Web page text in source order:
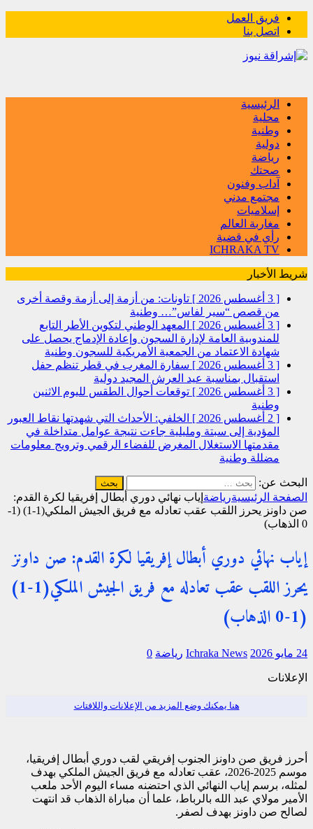
فريق العمل
اتصل بنا
الرئيسية
محلية
وطنية
دولية
رياضة
صحتك
آداب وفنون
مجتمع مدني
إسلاميات
مغاربة العالم
رأي في قضية
ICHRAKA TV
شريط الأخبار
[ 3 أغسطس 2026 ]
تاونات: من أزمة إلى أزمة وقصة أخرى
من قصص “سير لفاس”… وطنية
[ 3 أغسطس 2026 ]
المعهد الوطني لتكوين الأطر التابع
للمندوبية العامة لإدارة السجون وإعادة الإدماج يحصل على
شهادة الاعتماد من الجمعية الأمريكية للسجون وطنية
[ 3 أغسطس 2026 ]
سفارة المغرب في قطر تنظم حفل
استقبال بمناسبة عيد العرش المجيد دولية
[ 3 أغسطس 2026 ]
توقعات أحوال الطقس لليوم الاثنين
وطنية
[ 2 أغسطس 2026 ]
الخلفي: الأحداث التي شهدتها نقاط العبور
المؤدية إلى سبتة ومليلية جاءت نتيجة عوامل متداخلة في
مقدمتها الاستغلال المغرض للفضاء الرقمي وترويج معلومات
مضللة وطنية
البحث عن:
الصفحة الرئيسيةرياضة إياب نهائي دوري أبطال إفريقيا لكرة القدم:
صن داونز يحرز اللقب عقب تعادله مع فريق الجيش الملكي(1-1) (1-
0 الذهاب)
إياب نهائي دوري أبطال إفريقيا لكرة القدم: صن داونز
يحرز اللقب عقب تعادله مع فريق الجيش الملكي(1-1)
(1-0 الذهاب)
24 مايو 2026 Ichraka News رياضة 0
الإعلانات
هنا يمكنك وضع المزيد من الإعلانات واللافتات
أحرز فريق صن داونز الجنوب إفريقي لقب دوري أبطال إفريقيا،
موسم 2025-2026، عقب تعادله مع فريق الجيش الملكي بهدف
لمثله، برسم إياب النهائي الذي احتضنه مساء اليوم الأحد ملعب
الأمير مولاي عبد الله بالرباط، علما أن مباراة الذهاب قد انتهت
لصالح صن داونز بهدف لصفر.